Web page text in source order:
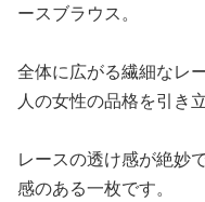
ースブラウス。
全体に広がる繊細なレ
人の女性の品格を引き
レースの透け感が絶妙
感のある一枚です。